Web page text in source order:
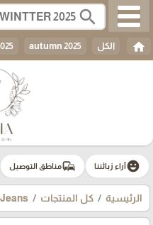
search
home الكل autumn 2025
emoji_emotionsآراء زبائننا commuteمناطق التوصيل
الرئيسية كل المنتجات Jeans